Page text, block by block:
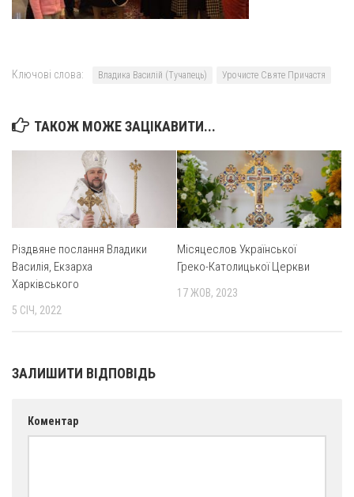
Ключові слова: Владика Василій (Тучапець) Урочисте Святе Причастя
ТАКОЖ МОЖЕ ЗАЦІКАВИТИ...
Різдвяне послання Владики
Василія, Екзарха
Харківського
5 СІЧ, 2022
Місяцеслов Української
Греко-Католицької Церкви
17 ЖОВ, 2023
ЗАЛИШИТИ ВІДПОВІДЬ
Коментар